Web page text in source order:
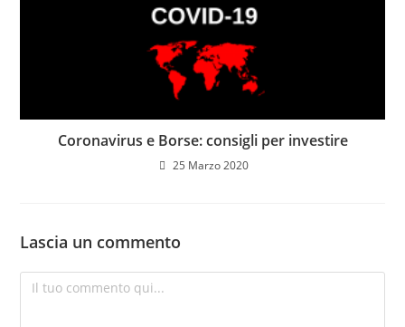
Coronavirus e Borse: consigli per investire
25 Marzo 2020
Lascia un commento